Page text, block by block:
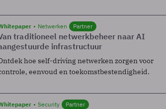
Netwerken Partner
traditioneel netwerkbeheer naar AI
infrastructuur
hoe self-driving netwerken zorgen voor
eenvoud en toekomstbestendigheid.
Security Partner